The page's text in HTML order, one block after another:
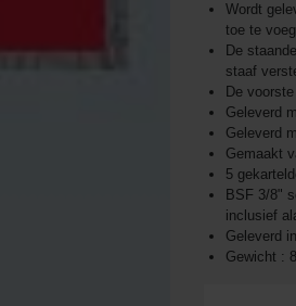
Wordt
toe te
De
staaf
De
Geleverd
Geleverd
Gemaakt
5
BSF 3/8"
inclusief
Geleverd
Gewicht :